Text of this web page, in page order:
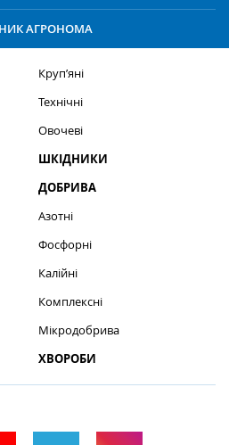
АГРОНОМА
Круп’яні
Технічні
Овочеві
ШКІДНИКИ
ДОБРИВА
Азотні
Фосфорні
Калійні
Комплексні
Мікродобрива
ХВОРОБИ